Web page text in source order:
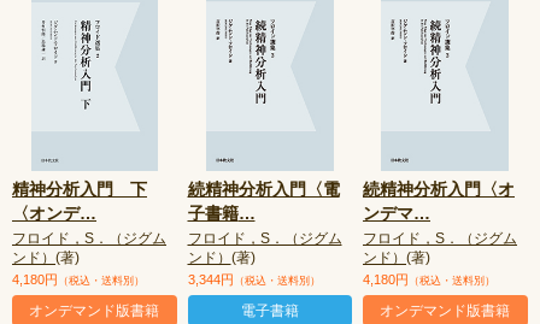
精神分析入門 下
〈オンデ…
フロイド，S．（ジグム
ンド） (著)
4,180円 （税込・送料別）
オンデマンド版書籍
続精神分析入門〈電
子書籍…
フロイド，S．（ジグム
ンド） (著)
3,344円 （税込・送料別）
電子書籍
続精神分析入門〈オ
ンデマ…
フロイド，S．（ジグム
ンド） (著)
4,180円 （税込・送料別）
オンデマンド版書籍